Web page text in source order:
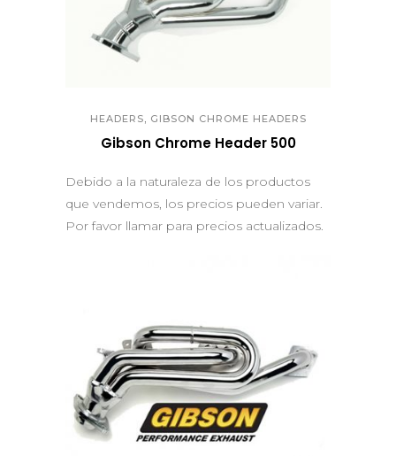
HEADERS, GIBSON CHROME HEADERS
Gibson Chrome Header 500
Debido a la naturaleza de los productos
que vendemos, los precios pueden variar.
Por favor llamar para precios actualizados.